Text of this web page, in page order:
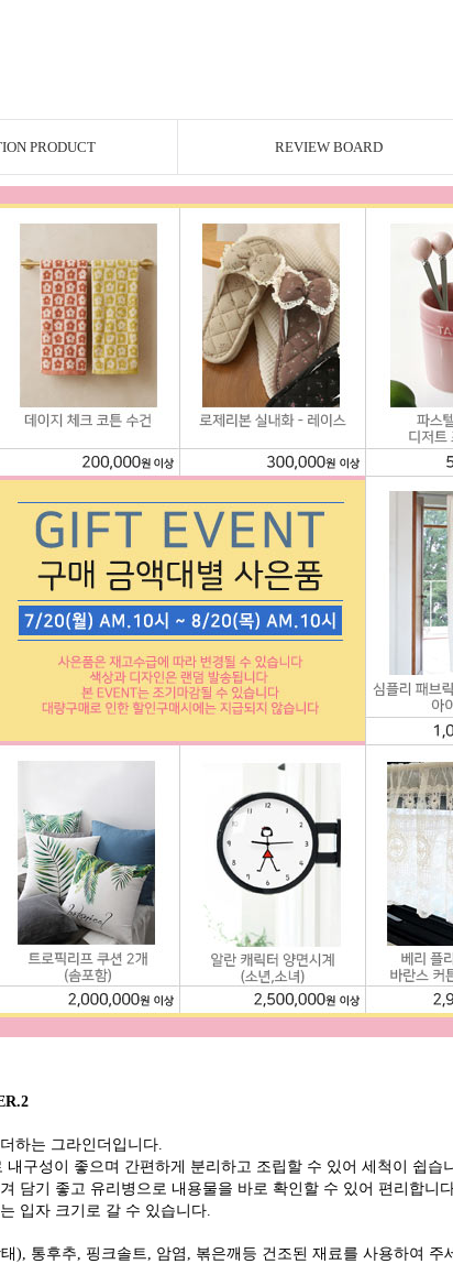
PRODUCT REVIEW BOARD
하는 그라인더입니다.
내구성이 좋으며 간편하게 분리하고 조립할 수 있어 세척이 쉽습
담기 좋고 유리병으로 내용물을 바로 확인할 수 있어 편리합니
입자 크기로 갈 수 있습니다.
), 통후추, 핑크솔트, 암염, 볶은깨등 건조된 재료를 사용하여 주